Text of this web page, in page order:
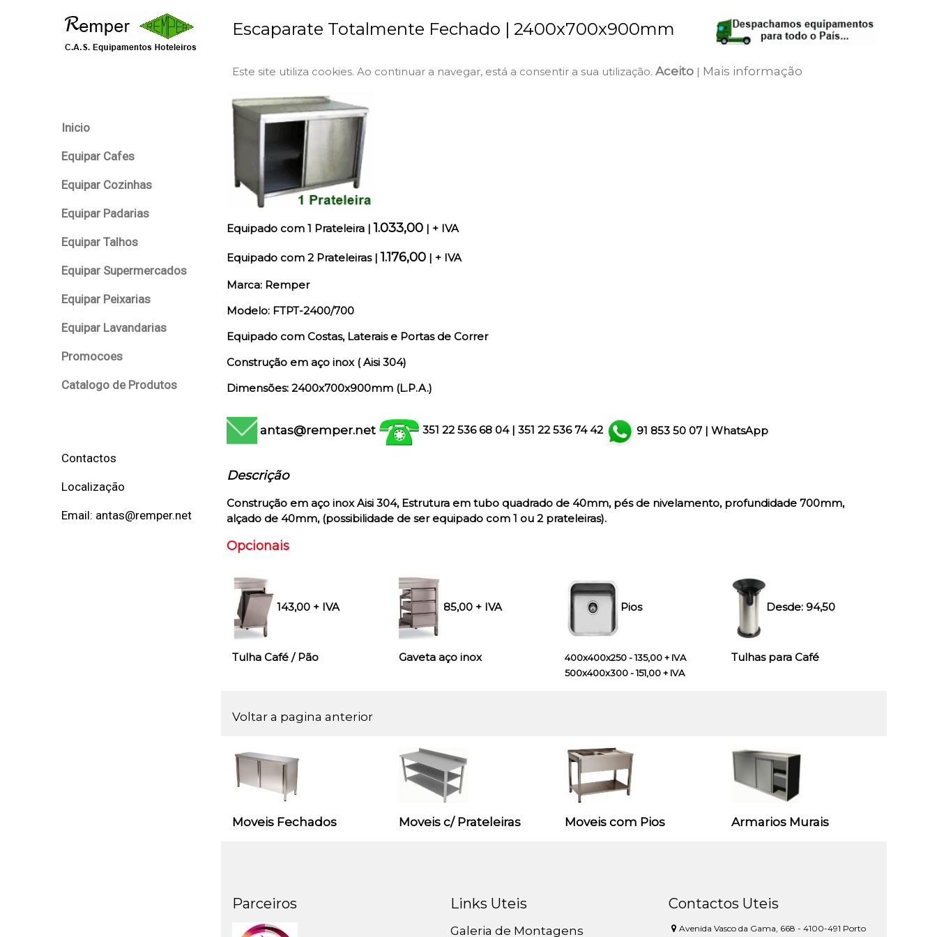
Inicio
Equipar Cafes
Equipar Cozinhas
Equipar Padarias
Equipar Talhos
Equipar Supermercados
Equipar Peixarias
Equipar Lavandarias
Promocoes
Catalogo de Produtos
Contactos
Localização
Email: antas@remper.net
Escaparate Totalmente Fechado | 2400x700x900mm
Este site utiliza cookies. Ao continuar a navegar, está a consentir a sua utilização. Aceito | Mais informação
Equipado com 1 Prateleira | 1.033,00 | + IVA
Equipado com 2 Prateleiras| 1.176,00 | + IVA
Marca: Remper
Modelo: FTPT-2400/700
Equipado com Costas, Laterais e Portas de Correr
Construção em aço inox ( Aisi 304)
Dimensões: 2400x700x900mm (L.P.A.)
antas@remper.net 351 22 536 68 04 | 351 22 536 74 42 91 853 50 07 | WhatsApp
Descrição
Construção em aço inox Aisi 304, Estrutura em tubo quadrado de 40mm, pés de nivelamento, profundidade 700mm,
alçado de 40mm, (possibilidade de ser equipado com 1 ou 2 prateleiras).
Opcionais
143,00 + IVA
Tulha Café / Pão
85,00 + IVA
Gaveta aço inox
Pios
400x400x250 - 135,00 + IVA
500x400x300 - 151,00 + IVA
Desde: 94,50
Tulhas para Café
Voltar a pagina anterior
Moveis Fechados Moveis c/ Prateleiras Moveis com Pios Armarios Murais
Parceiros Links Uteis
Galeria de Montagens
Contactos Uteis
Avenida Vasco da Gama, 668 - 4100-491 Porto